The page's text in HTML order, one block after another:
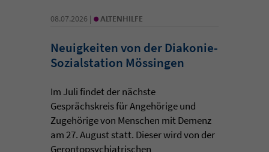
08.07.2026 | • ALTENHILFE
Neuigkeiten von der Diakonie-
Sozialstation Mössingen
Im Juli findet der nächste
Gesprächskreis für Angehörige und
Zugehörige von Menschen mit Demenz
am 27. August statt. Dieser wird von der
Gerontopsychiatrischen